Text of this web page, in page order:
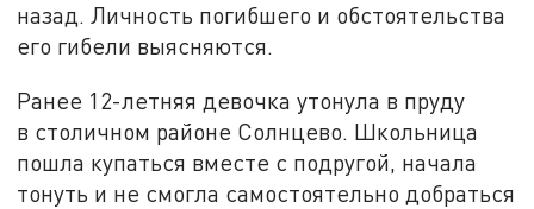
назад. Личность погибшего и обстоятельства
его гибели выясняются.
Ранее 12-летняя девочка утонула в пруду
в столичном районе Солнцево. Школьница
пошла купаться вместе с подругой, начала
тонуть и не смогла самостоятельно добраться